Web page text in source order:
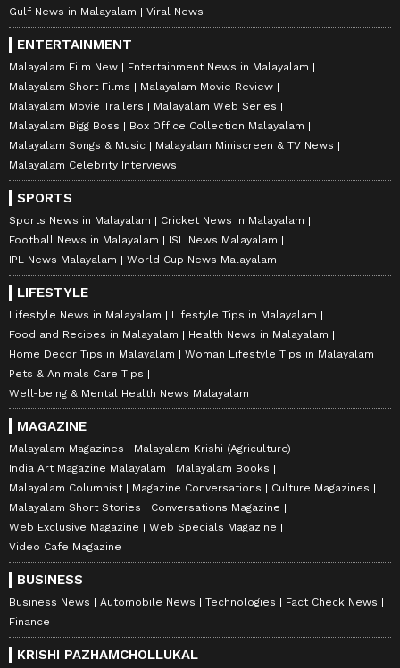
Gulf News in Malayalam
Viral News
ENTERTAINMENT
Malayalam Film New
Entertainment News in Malayalam
Malayalam Short Films
Malayalam Movie Review
Malayalam Movie Trailers
Malayalam Web Series
Malayalam Bigg Boss
Box Office Collection Malayalam
Malayalam Songs & Music
Malayalam Miniscreen & TV News
Malayalam Celebrity Interviews
SPORTS
Sports News in Malayalam
Cricket News in Malayalam
Football News in Malayalam
ISL News Malayalam
IPL News Malayalam
World Cup News Malayalam
LIFESTYLE
Lifestyle News in Malayalam
Lifestyle Tips in Malayalam
Food and Recipes in Malayalam
Health News in Malayalam
Home Decor Tips in Malayalam
Woman Lifestyle Tips in Malayalam
Pets & Animals Care Tips
Well-being & Mental Health News Malayalam
MAGAZINE
Malayalam Magazines
Malayalam Krishi (Agriculture)
India Art Magazine Malayalam
Malayalam Books
Malayalam Columnist
Magazine Conversations
Culture Magazines
Malayalam Short Stories
Conversations Magazine
Web Exclusive Magazine
Web Specials Magazine
Video Cafe Magazine
BUSINESS
Business News Automobile News Technologies
Fact Check News
Finance
KRISHI PAZHAMCHOLLUKAL